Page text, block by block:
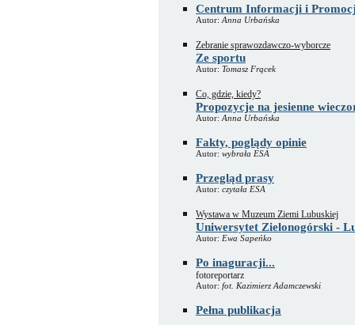
Centrum Informacji i
Autor: Anna Urbańska
Zebranie sprawozdawczo-wyborcze
Ze sportu
Autor: Tomasz Frącek
Co, gdzie, kiedy?
Propozycje na jesienne
Autor: Anna Urbańska
Fakty, poglądy opinie
Autor: wybrała ESA
Przegląd prasy
Autor: czytała ESA
Wystawa w Muzeum Ziemi Lubuskiej
Uniwersytet Zielonogórski -
Autor: Ewa Sapeńko
Po inaguracji...
fotoreportarz
Autor: fot. Kazimierz Adamczewski
Pełna publikacja